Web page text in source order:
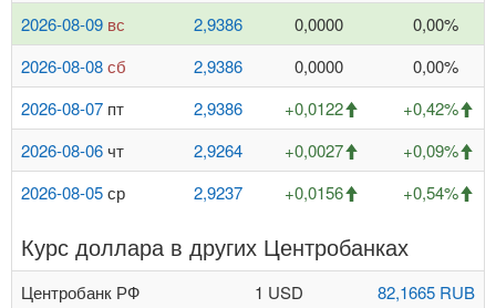
2026-08-09 вс 2,9386 0,0000
0,00%
2026-08-08сб 2,9386 0,0000
0,00%
2026-08-07 пт 2,9386 +0,0122
+0,42%
2026-08-06 чт 2,9264 +0,0027
+0,09%
2026-08-05ср 2,9237 +0,0156 +0,54%
Курс доллара в других Центробанках
Центробанк РФ 1 USD 82,1665 RUB